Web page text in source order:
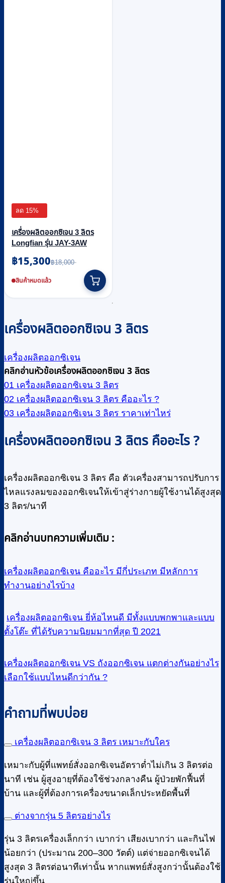
ลด 15%
เครื่องผลิตออกซิเจน 3 ลิตร
Longfian รุ่น JAY-3AW
฿18,000
Original
price
was:
฿18,000.
฿15,300
Current
price
is:
฿15,300.
สินค้าหมดแล้ว
เครื่องผลิตออกซิเจน 3 ลิตร
เครื่องผลิตออกซิเจน
คลิกอ่านหัวข้อเครื่องผลิตออกซิเจน 3 ลิตร
01 เครื่องผลิตออกซิเจน 3 ลิตร
02 เครื่องผลิตออกซิเจน 3 ลิตร คืออะไร ?
03 เครื่องผลิตออกซิเจน 3 ลิตร ราคาเท่าไหร่
เครื่องผลิตออกซิเจน 3 ลิตร คืออะไร ?
เครื่องผลิตออกซิเจน 3 ลิตร คือ ตัวเครื่องสามารถปรับการ
ไหลแรงลมของออกซิเจนให้เข้าสู่ร่างกายผู้ใช้งานได้สูงสุด
3 ลิตร/นาที
คลิกอ่านบทความเพิ่มเติม :
เครื่องผลิตออกซิเจน คืออะไร มีกี่ประเภท มีหลักการ
ทำงานอย่างไรบ้าง
เครื่องผลิตออกซิเจน ยี่ห้อไหนดี มีทั้งแบบพกพาและแบบ
ตั้งโต๊ะ ที่ได้รับความนิยมมากที่สุด ปี 2021
เครื่องผลิตออกซิเจน VS ถังออกซิเจน แตกต่างกันอย่างไร
เลือกใช้แบบไหนดีกว่ากัน ?
คำถามที่พบบ่อย
เครื่องผลิตออกซิเจน 3 ลิตร เหมาะกับใคร
เหมาะกับผู้ที่แพทย์สั่งออกซิเจนอัตราต่ำไม่เกิน 3 ลิตรต่อ
นาที เช่น ผู้สูงอายุที่ต้องใช้ช่วงกลางคืน ผู้ป่วยพักฟื้นที่
บ้าน และผู้ที่ต้องการเครื่องขนาดเล็กประหยัดพื้นที่
ต่างจากรุ่น 5 ลิตรอย่างไร
รุ่น 3 ลิตรเครื่องเล็กกว่า เบากว่า เสียงเบากว่า และกินไฟ
น้อยกว่า (ประมาณ 200–300 วัตต์) แต่จ่ายออกซิเจนได้
สูงสุด 3 ลิตรต่อนาทีเท่านั้น หากแพทย์สั่งสูงกว่านั้นต้องใช้